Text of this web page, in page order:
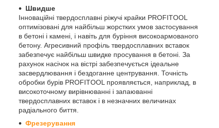
Швидше
Інноваційні твердосплавні ріжучі крайки PROFITOOL
оптимізовані для найбільш жорстких умов застосування
в бетоні і камені, і навіть для буріння високоармованого
бетону. Агресивний профіль твердосплавних вставок
забезпечує найбільш швидке просування в бетоні. За
рахунок насічок на вістрі забезпечується ідеальне
засвердлювання і бездоганне центрування. Точність
обробки бурів PROFITOOL проявляється, наприклад, в
високоточному вирівнюванні і запаюванні
твердосплавних вставок і в незначних величинах
радіального биття.
Фрезерування